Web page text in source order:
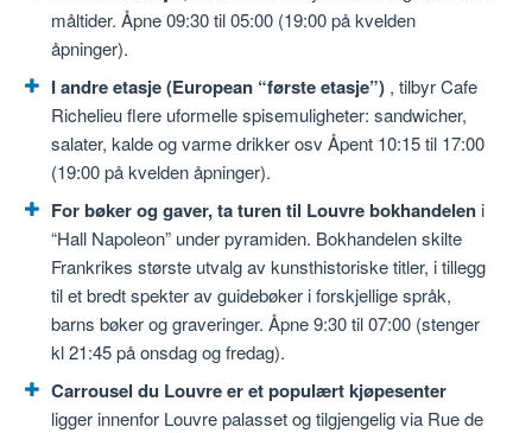
måltider. Åpne 09:30 til 05:00 (19:00 på kvelden
åpninger).
I andre etasje (European “første etasje”) , tilbyr Cafe
Richelieu flere uformelle spisemuligheter: sandwicher,
salater, kalde og varme drikker osv Åpent 10:15 til 17:00
(19:00 på kvelden åpninger).
For bøker og gaver, ta turen til Louvre bokhandelen i
“Hall Napoleon” under pyramiden. Bokhandelen skilte
Frankrikes største utvalg av kunsthistoriske titler, i tillegg
til et bredt spekter av guidebøker i forskjellige språk,
barns bøker og graveringer. Åpne 9:30 til 07:00 (stenger
kl 21:45 på onsdag og fredag).
Carrousel du Louvre er et populært kjøpesenter
ligger innenfor Louvre palasset og tilgjengelig via Rue de